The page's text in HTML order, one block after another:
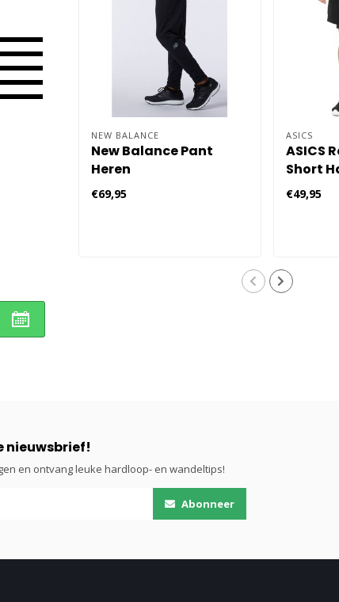
NEW BALANCE
New Balance Pant
Heren
€69,95
ASICS
ASICS
Short
Heren
€49,95
nieuwsbrief!
en ontvang leuke hardloop- en wandeltips!
Abonneer